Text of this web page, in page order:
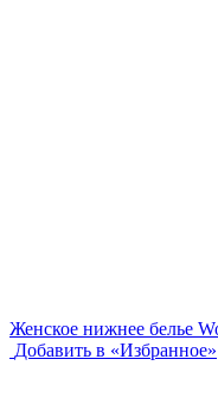
Женское нижнее белье
Добавить в «Избранное»